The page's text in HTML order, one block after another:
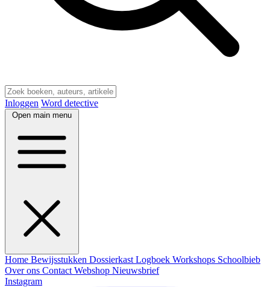
Inloggen Word detective
Open main menu
Home Bewijsstukken Dossierkast Logboek Workshops Schoolbieb
Over ons Contact Webshop Nieuwsbrief
Instagram